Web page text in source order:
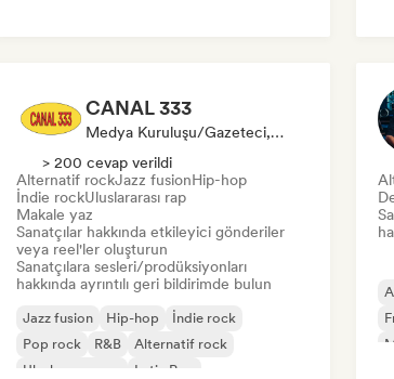
CANAL 333
Medya Kuruluşu/Gazeteci, Sosyal Medya Etkileyici, Ses Uzmanı
> 200 cevap verildi
Alternatif rockJazz fusionHip-hop
İndie rockUluslararası rap
Makale yaz
Sanatçılar hakkında etkileyici gönderiler
veya reel'ler oluşturun
Sanatçılara sesleri/prodüksiyonları
hakkında ayrıntılı geri bildirimde bulun
Jazz fusion Hip-hop
İndie rock
Pop rock
R&B
Alternatif rock
Uluslararası rap
Latin Pop